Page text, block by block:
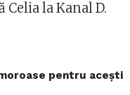
la Kanal D.
pentru acești